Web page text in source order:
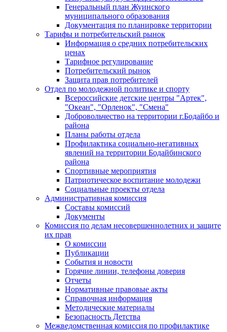
Генеральный план Жуинского
муниципального образования
Документация по планировке территории
Тарифы и потребительский рынок
Информация о средних потребительских
ценах
Тарифное регулирование
Потребительский рынок
Защита прав потребителей
Отдел по молодежной политике и спорту
Всероссийские детские центры "Артек",
"Океан", "Орленок", "Смена"
Добровольчество на территории г.Бодайбо и
района
Планы работы отдела
Профилактика социально-негативных
явлений на территории Бодайбинского
района
Спортивные мероприятия
Патриотическое воспитание молодежи
Социальные проекты отдела
Административная комиссия
Составы комиссий
Документы
Комиссия по делам несовершеннолетних и защите
их прав
О комиссии
Публикации
События и новости
Горячие линии, телефоны доверия
Отчеты
Нормативные правовые акты
Справочная информация
Методические материалы
Безопасность Детства
Межведомственная комиссия по профилактике